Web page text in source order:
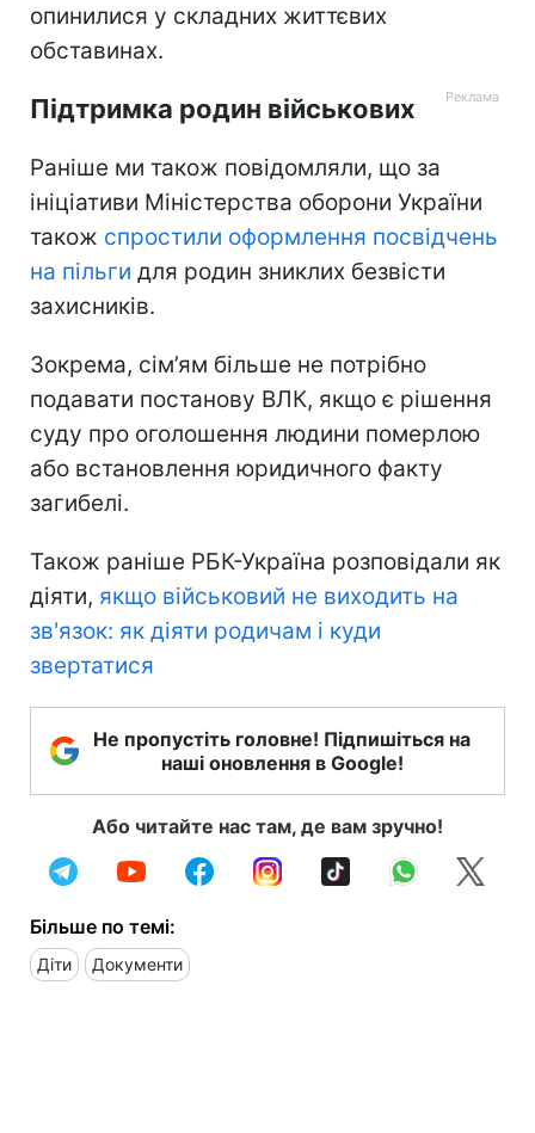
опинилися у складних життєвих
обставинах.
Підтримка родин військових
Раніше ми також повідомляли, що за
ініціативи Міністерства оборони України
також спростили оформлення посвідчень
на пільги для родин зниклих безвісти
захисників.
Зокрема, сім’ям більше не потрібно
подавати постанову ВЛК, якщо є рішення
суду про оголошення людини померлою
або встановлення юридичного факту
загибелі.
Також раніше РБК-Україна розповідали як
діяти, якщо військовий не виходить на
зв'язок: як діяти родичам і куди
звертатися
Не пропустіть головне! Підпишіться на
наші оновлення в Google!
Або читайте нас там, де вам зручно!
Більше по темі:
Діти Документи